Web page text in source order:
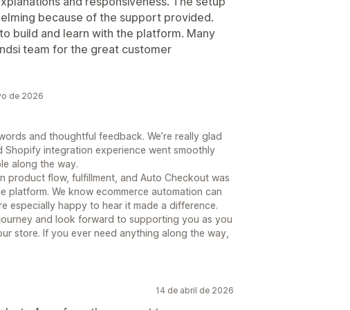
because of the support provided.
build and learn with the platform. Many
team for the great customer
de 2026
and thoughtful feedback. We’re really glad
integration experience went smoothly
along the way.
product flow, fulfillment, and Auto Checkout was
platform. We know ecommerce automation can
especially happy to hear it made a difference.
and look forward to supporting you as you
store. If you ever need anything along the way,
14 de abril de 2026